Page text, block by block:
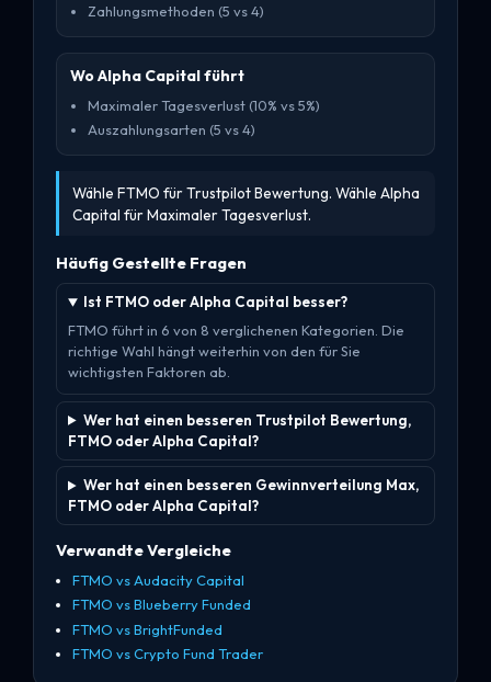
Zahlungsmethoden (5 vs 4)
Wo Alpha Capital führt
Maximaler Tagesverlust (10% vs 5%)
Auszahlungsarten (5 vs 4)
Wähle FTMO für Trustpilot Bewertung. Wähle Alpha
Capital für Maximaler Tagesverlust.
Häufig Gestellte Fragen
Ist FTMO oder Alpha Capital besser?
FTMO führt in 6 von 8 verglichenen Kategorien. Die
richtige Wahl hängt weiterhin von den für Sie
wichtigsten Faktoren ab.
Wer hat einen besseren Trustpilot Bewertung,
FTMO oder Alpha Capital?
Wer hat einen besseren Gewinnverteilung Max,
FTMO oder Alpha Capital?
Verwandte Vergleiche
FTMO vs Audacity Capital
FTMO vs Blueberry Funded
FTMO vs BrightFunded
FTMO vs Crypto Fund Trader